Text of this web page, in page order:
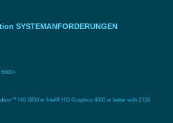
SYSTEMANFORDERUNGEN
HD 6850 or Intel® HD Graphics 4000 or better with 2 GB